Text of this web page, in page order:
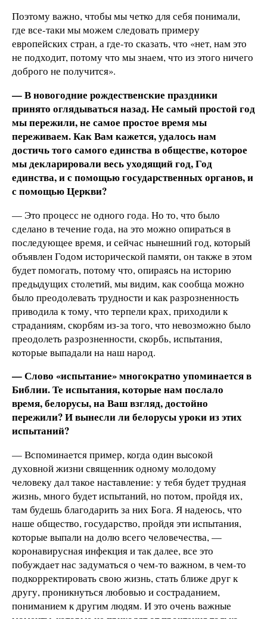
Поэтому важно, чтобы мы четко для себя понимали,
где все-таки мы можем следовать примеру
европейских стран, а где-то сказать, что «нет, нам это
не подходит, потому что мы знаем, что из этого ничего
доброго не получится».
— В новогодние рождественские праздники
принято оглядываться назад. Не самый простой год
мы пережили, не самое простое время мы
переживаем. Как Вам кажется, удалось нам
достичь того самого единства в обществе, которое
мы декларировали весь уходящий год, Год
единства, и с помощью государственных органов, и
с помощью Церкви?
— Это процесс не одного года. Но то, что было
сделано в течение года, на это можно опираться в
последующее время, и сейчас нынешний год, который
объявлен Годом исторической памяти, он также в этом
будет помогать, потому что, опираясь на историю
предыдущих столетий, мы видим, как сообща можно
было преодолевать трудности и как разрозненность
приводила к тому, что терпели крах, приходили к
страданиям, скорбям из-за того, что невозможно было
преодолеть разрозненности, скорбь, испытания,
которые выпадали на наш народ.
— Слово «испытание» многократно упоминается в
Библии. Те испытания, которые нам послало
время, белорусы, на Ваш взгляд, достойно
пережили? И вынесли ли белорусы уроки из этих
испытаний?
— Вспоминается пример, когда один высокой
духовной жизни священник одному молодому
человеку дал такое наставление: у тебя будет трудная
жизнь, много будет испытаний, но потом, пройдя их,
там будешь благодарить за них Бога. Я надеюсь, что
наше общество, государство, пройдя эти испытания,
которые выпали на долю всего человечества, —
коронавирусная инфекция и так далее, все это
побуждает нас задуматься о чем-то важном, в чем-то
подкорректировать свою жизнь, стать ближе друг к
другу, проникнуться любовью и состраданием,
пониманием к другим людям. И это очень важные